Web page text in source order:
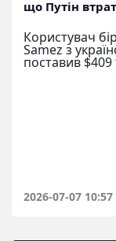
що Путін
Користувач
Samez з
поставив $409
2026-07-07 10:57